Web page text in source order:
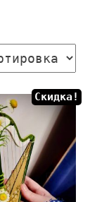
Скидка!